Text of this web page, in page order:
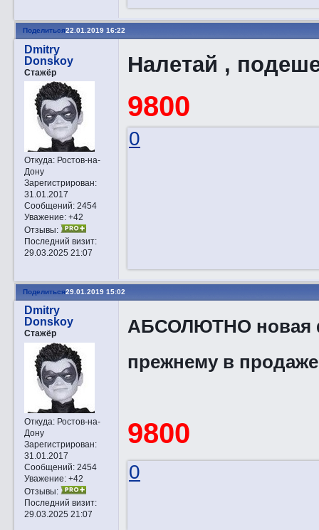
Поделиться22.01.2019 16:22
Dmitry
Donskoy
Стажёр
Откуда:Ростов-на-
Дону
Зарегистрирован:
31.01.2017
Сообщений:2454
Уважение: +42
Отзывы:
Последний визит:
29.03.2025 21:07
Налетай ,
9800
0
Поделиться29.01.2019 15:02
Dmitry
Donskoy
Стажёр
Откуда:Ростов-на-
Дону
Зарегистрирован:
31.01.2017
Сообщений:2454
Уважение: +42
Отзывы:
Последний визит:
29.03.2025 21:07
АБСОЛЮТНО новая
прежнему в
9800
0